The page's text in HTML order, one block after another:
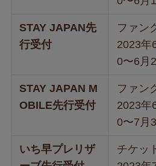
STAY JAPAN先
行受付
ファン
2023年
0〜6月
STAY JAPAN M
OBILE先行受付
ファン
2023年
0〜7月
いち早プレリザ
チケッ